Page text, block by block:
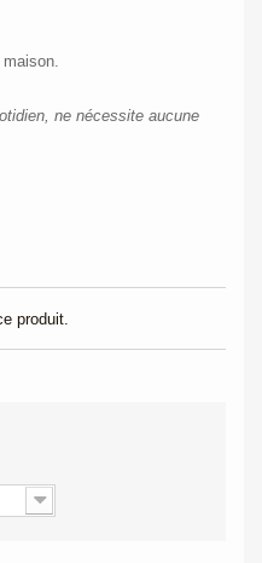
ne nécessite aucune
produit.